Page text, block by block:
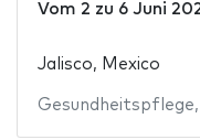
Vom 2 zu 6 Juni
Jalisco, Mexico
Gesundheitspflege,